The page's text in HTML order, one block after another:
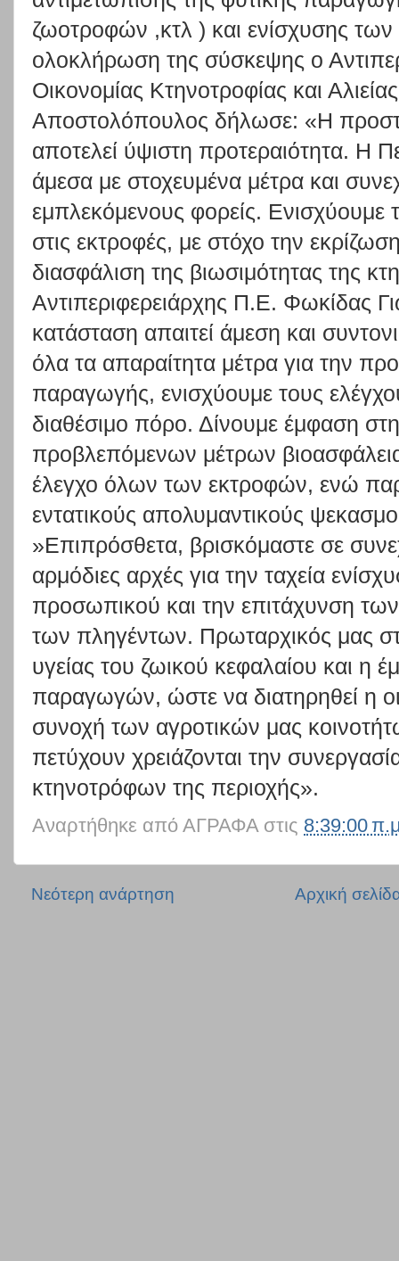
ζωοτροφών ,κτλ ) και ενίσχυσης
ολοκλήρωση της σύσκεψης ο
Οικονομίας Κτηνοτροφίας και
Αποστολόπουλος δήλωσε: «Η
αποτελεί ύψιστη προτεραιότητα. Η
άμεσα με στοχευμένα μέτρα και
εμπλεκόμενους φορείς. Ενισχύουμε
στις εκτροφές, με στόχο την
διασφάλιση της βιωσιμότητας της
Αντιπεριφερειάρχης Π.Ε. Φωκίδας
κατάσταση απαιτεί άμεση και
όλα τα απαραίτητα μέτρα για την
παραγωγής, ενισχύουμε τους
διαθέσιμο πόρο. Δίνουμε έμφαση
προβλεπόμενων μέτρων
έλεγχο όλων των εκτροφών, ενώ
εντατικούς απολυμαντικούς
»Επιπρόσθετα, βρισκόμαστε σε
αρμόδιες αρχές για την ταχεία
προσωπικού και την επιτάχυνση
των πληγέντων. Πρωταρχικός μας
υγείας του ζωικού κεφαλαίου και η
παραγωγών, ώστε να διατηρηθεί η
συνοχή των αγροτικών μας
πετύχουν χρειάζονται την
κτηνοτρόφων της περιοχής».
Αναρτήθηκε από ΑΓΡΑΦΑ στις 8:39:00
Νεότερη ανάρτηση Αρχική